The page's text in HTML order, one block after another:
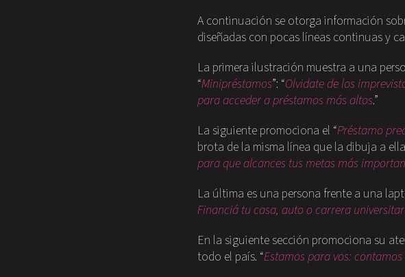
A continuación se otorga información
diseñadas con pocas líneas continuas y
La primera ilustración muestra a una
“Minipréstamos”: “Olvidate de los
para acceder a préstamos más altos.”
La siguiente promociona el “Préstamo
brota de la misma línea que la dibuja a
para que alcances tus metas más
La última es una persona frente a una
Financiá tu casa, auto o carrera
En la siguiente sección promociona su
todo el país. “Estamos para vos: